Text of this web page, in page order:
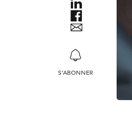
S’ABONNER